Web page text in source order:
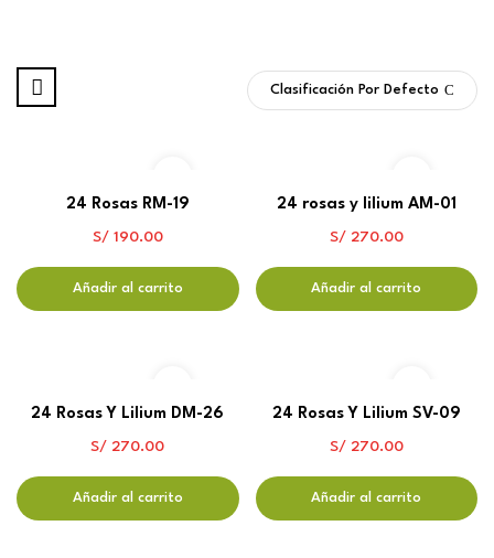
Clasificación Por Defecto
24 Rosas RM-19
S/190.00
Añadir al carrito
24 rosas y lilium AM-01
S/270.00
Añadir al carrito
24 Rosas Y Lilium DM-26
S/ 270.00
Añadir al carrito
24 Rosas Y Lilium SV-09
S/270.00
Añadir al carrito